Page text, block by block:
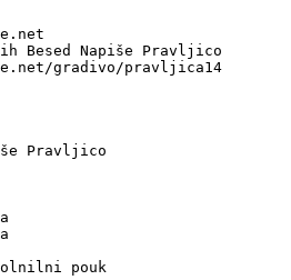
Besed Napiše Pravljico
gradivo/pravljica14
Pravljico
pouk